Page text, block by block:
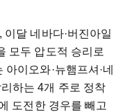
달 네바다·버진아일
모두 압도적 승리로
이오와·뉴햄프셔·네
하는 4개 주로 정착
도전한 경우를 빼고